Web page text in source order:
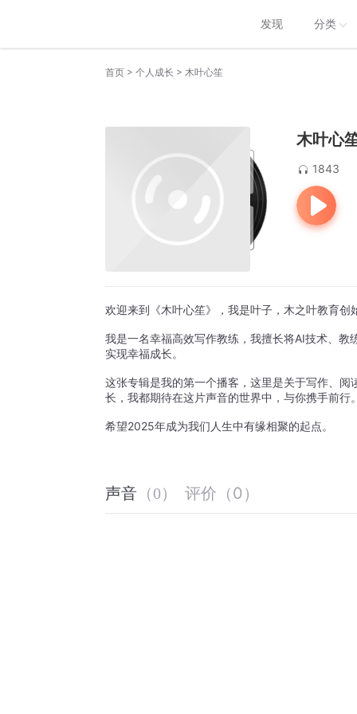
发现 分类
首页 > 个人成长 > 木叶心笙
木叶心
1843
欢迎来到《木叶心笙》，我是叶子，木之叶教育创
我是一名幸福高效写作教练，我擅长将AI技术、
实现幸福成长。
这张专辑是我的第一个播客，这里是关于写作、
长，我都期待在这片声音的世界中，与你携手前行
希望2025年成为我们人生中有缘相聚的起点。
声音 （0） 评价 （0 ）